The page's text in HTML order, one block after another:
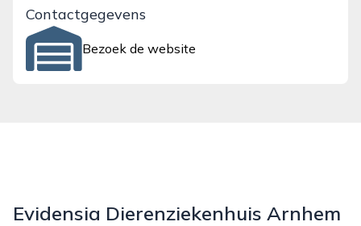
Contactgegevens
Bezoek de website
Evidensia Dierenziekenhuis Arnhem